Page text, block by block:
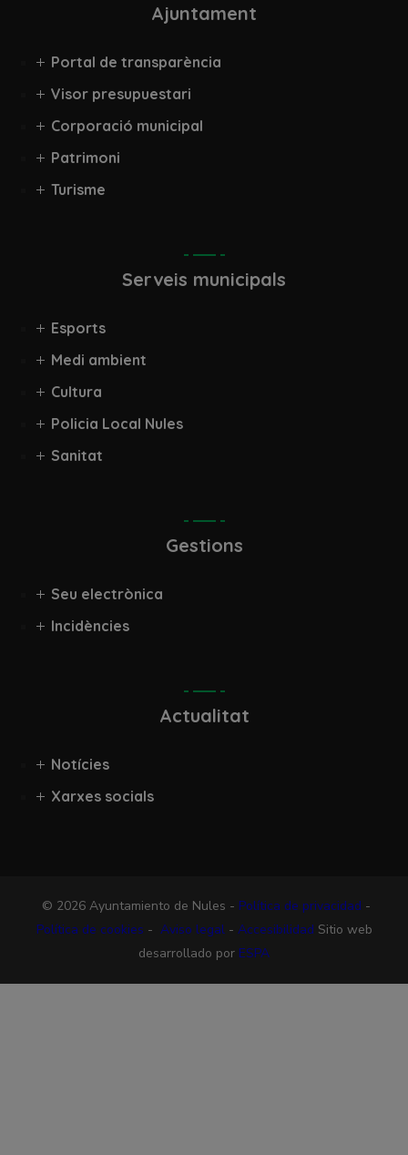
Ajuntament
Portal de transparència
Visor presupuestari
Corporació municipal
Patrimoni
Turisme
Serveis municipals
Esports
Medi ambient
Cultura
Policia Local Nules
Sanitat
Gestions
Seu electrònica
Incidències
Actualitat
Notícies
Xarxes socials
© 2026 Ayuntamiento de Nules - Política de privacidad -
Política de cookies - Aviso legal- Accesibilidad Sitio web
desarrollado por ESPA